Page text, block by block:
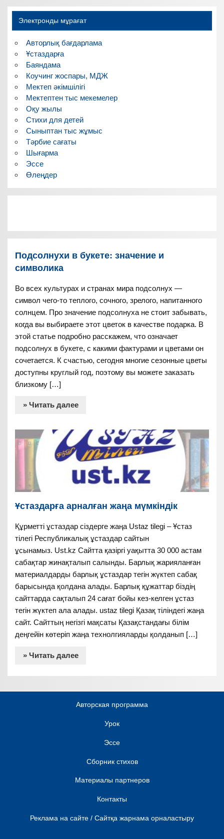
Электронды мұрағат
Авторлық бағдарлама
Ұстаздарға
Баяндама
Коучинг жоспары, МДЖ
Мектеп әкімшілігі
Мектептен тыс мекемелер
Оқу жылы
Стихи для детей
Сыныптан тыс жұмыс
Тәрбие сағаты
Шығарма
Эссе
Өлеңдер
Подсолнухи в букете: значение и
символика
Во всех культурах и странах мира подсолнух —
символ чего-то теплого, сочного, зрелого, напитанного
солнцем. Про значение подсолнуха не стоит забывать,
когда вы выбираете этот цветок в качестве подарка. В
этой статье подробно расскажем, что означает
подсолнух в букете, с какими фактурами и цветами он
сочетается. К счастью, сегодня многие сезонные цветы
доступны круглый год, поэтому вы можете заказать
близкому […]
» Читать далее
Ұстаздарға арналған жаңа мүмкіндік
Құрметті ұстаздар сіздерге жаңа Ustaz tilegi – Ұстаз
тілегі Республикалық ұстаздар сайтын
ұсынамыз. Ust.kz Сайтта қазіргі уақытта 30 000 астам
сабақтар жинақталып салынды. Барлық жарияланған
материалдарды барлық ұстаздар тегін жүктеп сабақ
барысында қолдана алады. Барлық құжаттар біздің
сайттарда сақталып 24 сағат бойы кез-келген ұстаз
тегін жүктеп ала алады. ustaz tilegi Қазақ тіліндегі жаңа
сайт. Сайттың негізгі мақсаты Қазақстандағы білім
деңгейін көтеріп жаңа технолгияларды қолданып […]
» Читать далее
Авторская программа
Урок
Эссе
Сборник стихов
Материалы партнеров
Контакты
Реклама на сайте / Сайтқа жарнама орналастыру